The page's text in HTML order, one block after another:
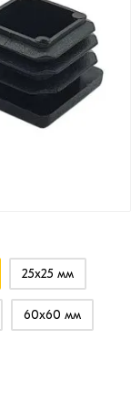
25х25 мм
60х60 мм